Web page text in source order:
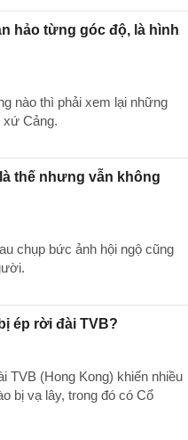
hảo từng góc độ, là hình
nào thì phải xem lại những
xứ Cảng.
thế nhưng vẫn không
chụp bức ảnh hội ngộ cũng
ép rời đài TVB?
TVB (Hong Kong) khiến nhiều
bị vạ lây, trong đó có Cổ